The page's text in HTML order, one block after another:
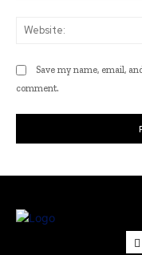
Save my name, email,
comment.